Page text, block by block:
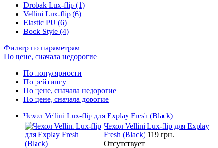
Drobak Lux-flip (1)
Vellini Lux-flip (6)
Elastic PU (6)
Book Style (4)
Фильтр по параметрам
По цене, сначала недорогие
По популярности
По рейтингу
По цене, сначала недорогие
По цене, сначала дорогие
Чехол Vellini Lux-flip для Explay Fresh (Black)
Чехол Vellini Lux-flip для Explay
Fresh (Black) 119 грн.
Отсутствует